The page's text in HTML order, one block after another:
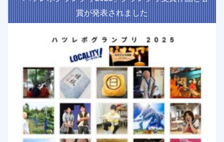
賞が発表されました